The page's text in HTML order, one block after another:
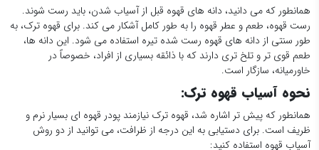
همانطور که می دانید، دانه های قهوه قبل از آسیاب شدن، باید رست شوند.
رست قهوه، طعم و عطر قهوه را به طور کامل آشکار می کند. برای قهوه ترک، به
طور سنتی از دانه های قهوه رست شده تیره استفاده می شود. این دانه ها،
طعم قوی تر و تلخ تری دارند که با ذائقه بسیاری از افراد، خصوصاً در
خاورمیانه، سازگار است.
نحوه آسیاب قهوه ترک:
همانطور که پیش تر اشاره شد، قهوه ترک نیازمند پودر قهوه ای بسیار نرم و
ظریف است. برای دستیابی به این درجه از ظرافت، می توانید از دو روش
آسیاب قهوه استفاده کنید: